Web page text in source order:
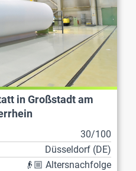
in Großstadt am
30/100
Düsseldorf (DE)
👴🏼 Altersnachfolge